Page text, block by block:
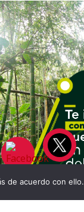
de acuerdo con ello.